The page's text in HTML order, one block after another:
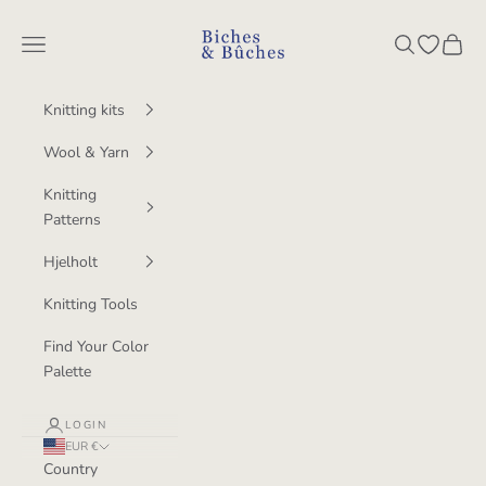
BichesetBuches
Navigation menu SearchOpen
Cart
Knitting kits
Wool & Yarn
Knitting
Patterns
Hjelholt
Knitting Tools
Find Your Color
Palette
LOGIN
EUR €
Country